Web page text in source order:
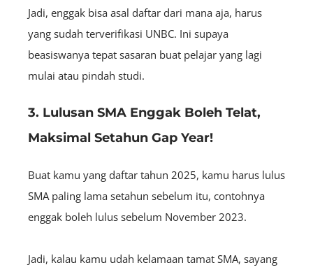
Jadi, enggak bisa asal daftar dari mana aja, harus
yang sudah terverifikasi UNBC. Ini supaya
beasiswanya tepat sasaran buat pelajar yang lagi
mulai atau pindah studi.
3. Lulusan SMA Enggak Boleh Telat,
Maksimal Setahun Gap Year!
Buat kamu yang daftar tahun 2025, kamu harus lulus
SMA paling lama setahun sebelum itu, contohnya
enggak boleh lulus sebelum November 2023.
Jadi, kalau kamu udah kelamaan tamat SMA, sayang